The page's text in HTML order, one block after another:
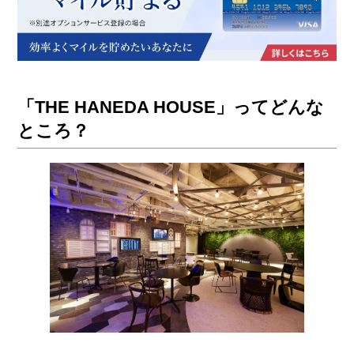
「THE HANEDA HOUSE」ってどんな
ところ？